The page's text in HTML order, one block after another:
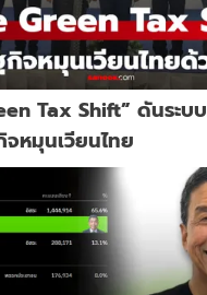
Tax Shift” ดันระบ
จหมุนเวียนไทย